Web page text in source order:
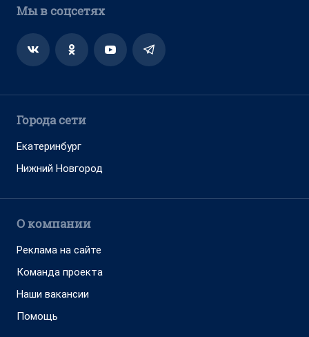
Мы в соцсетях
Города сети
Екатеринбург
Нижний Новгород
О компании
Реклама на сайте
Команда проекта
Наши вакансии
Помощь